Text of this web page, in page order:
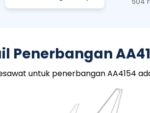
Penerbangan
untuk penerbangan AA4154